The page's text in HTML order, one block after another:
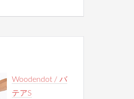
Woodendot / バ
テアS